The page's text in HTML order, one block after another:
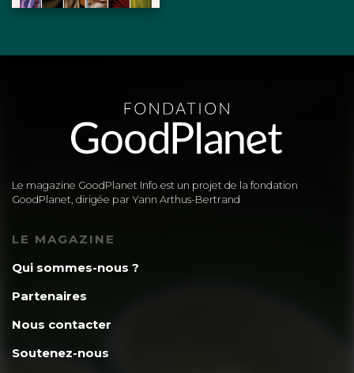
Le magazine GoodPlanet Info est un projet de la fondation
GoodPlanet, dirigée par Yann Arthus-Bertrand
LE MAGAZINE
Qui sommes-nous ?
Partenaires
Nous contacter
Soutenez-nous